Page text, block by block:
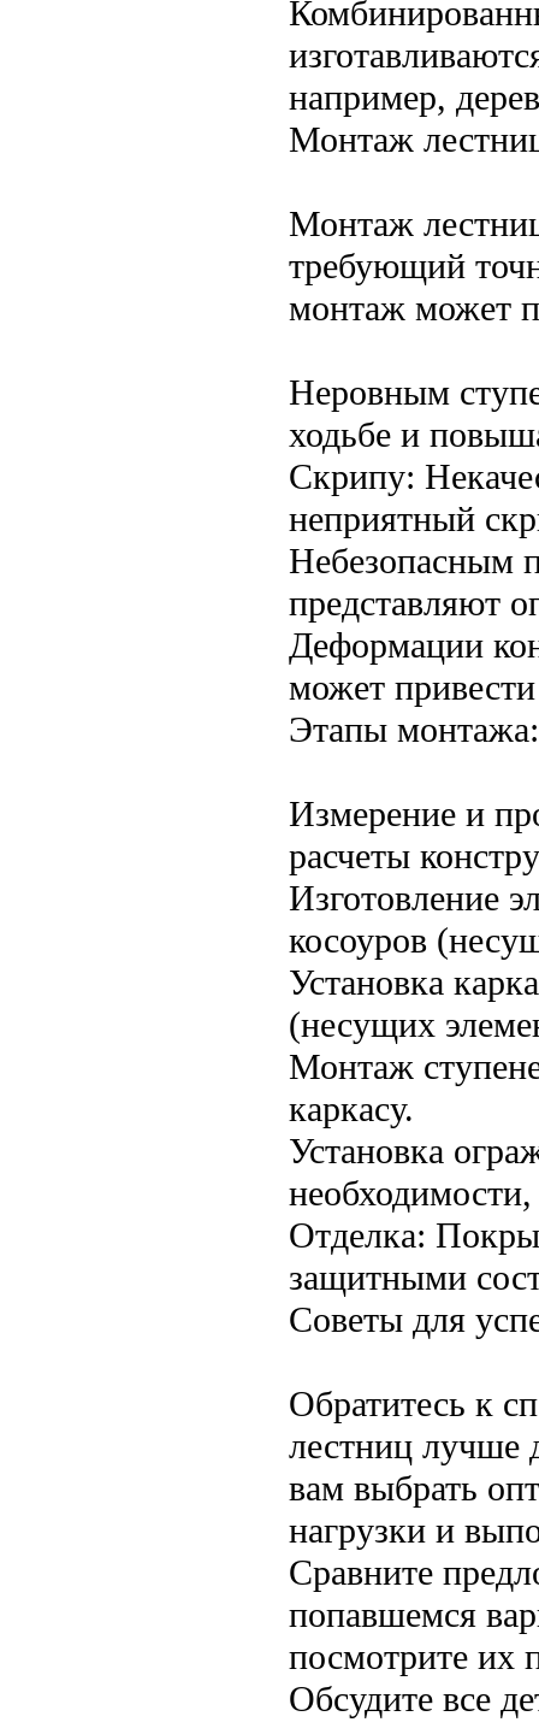
например,
Монтаж
Монтаж
требующий
монтаж может
Неровным
ходьбе и
Скрипу:
неприятный
Небезопасным
представляют
Деформации
может
Этапы монтажа:
Измерение и
расчеты
Изготовление
косоуров
Установка
(несущих
Монтаж
каркасу.
Установка
Отделка:
защитными
Советы для
Обратитесь к
лестниц лучше
вам выбрать
нагрузки и
Сравните
попавшемся
посмотрите их
Обсудите все